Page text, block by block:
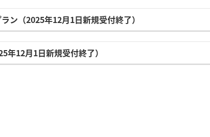
ン（2025年12月1日新規受付終了）
年12月1日新規受付終了）